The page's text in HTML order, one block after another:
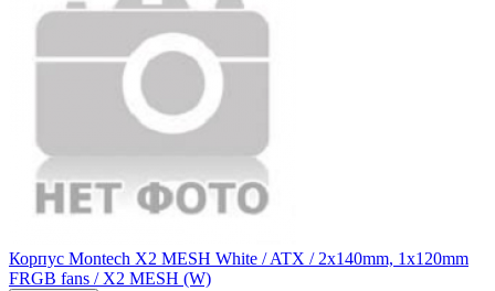
Корпус Montech X2 MESH White / ATX / 2x140mm, 1x120mm
FRGB fans / X2 MESH (W)